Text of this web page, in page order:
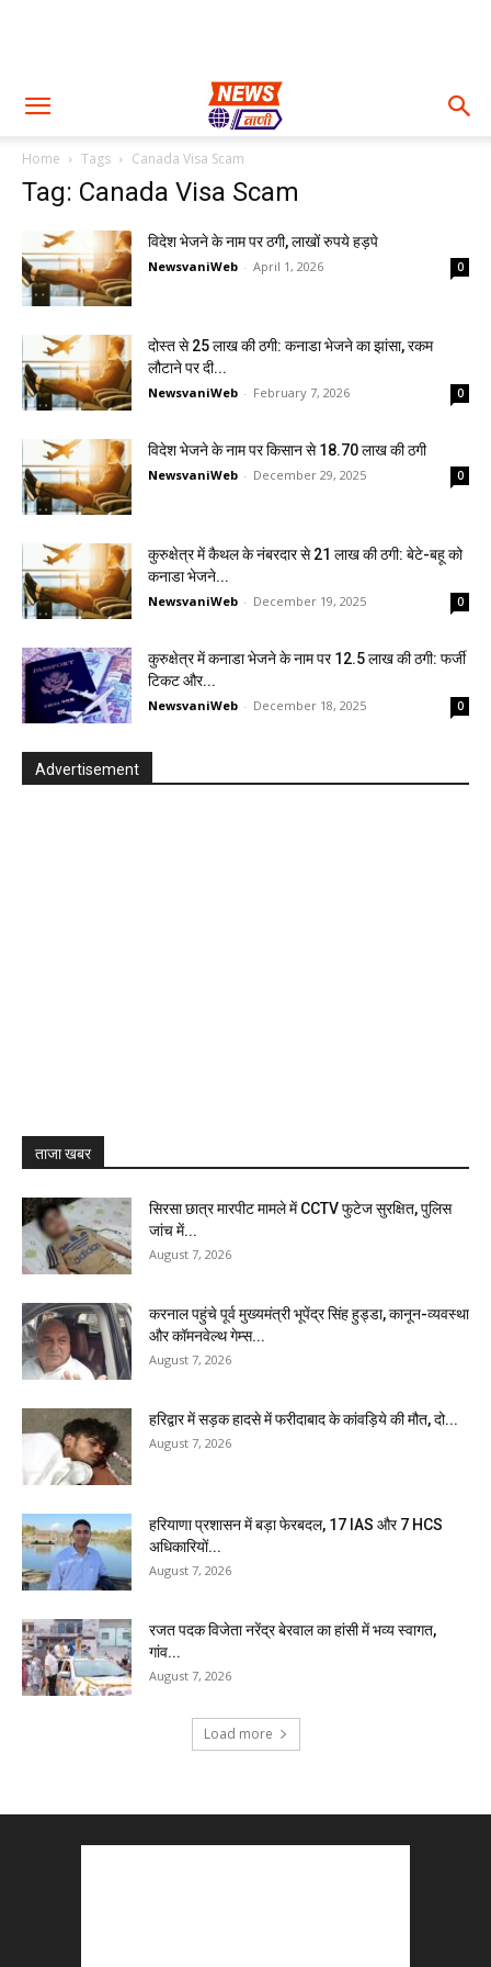
Home Tags Canada Visa Scam
Tag: Canada Visa Scam
विदेश भेजने के नाम पर ठगी, लाखों रुपये हड़पे
NewsvaniWeb - April 1, 2026 0
दोस्त से 25 लाख की ठगी: कनाडा भेजने का झांसा, रकम
लौटाने पर दी...
NewsvaniWeb - February 7, 2026 0
विदेश भेजने के नाम पर किसान से 18.70 लाख की ठगी
NewsvaniWeb - December 29, 2025 0
कुरुक्षेत्र में कैथल के नंबरदार से 21 लाख की ठगी: बेटे-बहू को
कनाडा भेजने...
NewsvaniWeb - December 19, 2025 0
कुरुक्षेत्र में कनाडा भेजने के नाम पर 12.5 लाख की ठगी: फर्जी
टिकट और...
NewsvaniWeb - December 18, 2025 0
Advertisement
ताजा खबर
सिरसा छात्र मारपीट मामले में CCTV फुटेज सुरक्षित, पुलिस
जांच में...
August 7, 2026
करनाल पहुंचे पूर्व मुख्यमंत्री भूपेंद्र सिंह हुड्डा, कानून-व्यवस्था
और कॉमनवेल्थ गेम्स...
August 7, 2026
हरिद्वार में सड़क हादसे में फरीदाबाद के कांवड़िये की मौत, दो...
August 7, 2026
हरियाणा प्रशासन में बड़ा फेरबदल, 17 IAS और 7 HCS
अधिकारियों...
August 7, 2026
रजत पदक विजेता नरेंद्र बेरवाल का हांसी में भव्य स्वागत,
गांव...
August 7, 2026
Load more